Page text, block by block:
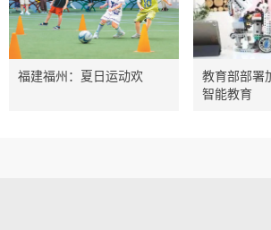
福建福州：夏日运动欢
教育部部署
智能教育